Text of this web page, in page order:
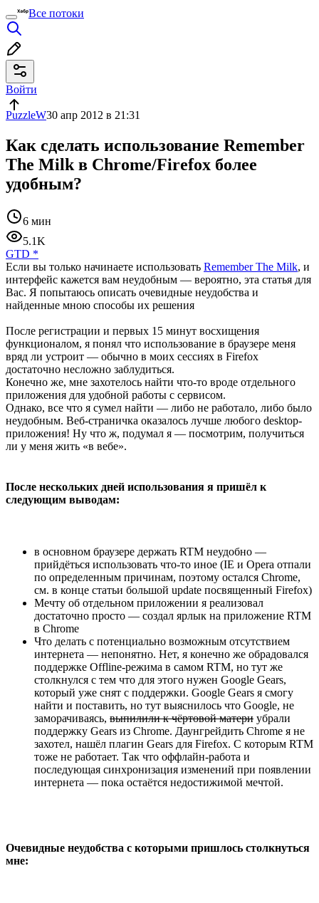
Все потоки
Войти
PuzzleW30 апр 2012 в 21:31
Как сделать использование Remember
The Milk в Chrome/Firefox более
удобным?
6 мин
5.1K
GTD *
Если вы только начинаете использовать Remember The Milk, и
интерфейс кажется вам неудобным — вероятно, эта статья для
Вас. Я попытаюсь описать очевидные неудобства и
найденные мною способы их решения
После регистрации и первых 15 минут восхищения
функционалом, я понял что использование в браузере меня
вряд ли устроит — обычно в моих сессиях в Firefox
достаточно несложно заблудиться.
Конечно же, мне захотелось найти что-то вроде отдельного
приложения для удобной работы с сервисом.
Однако, все что я сумел найти — либо не работало, либо было
неудобным. Веб-страничка оказалось лучше любого desktop-
приложения! Ну что ж, подумал я — посмотрим, получиться
ли у меня жить «в вебе».
После нескольких дней использования я пришёл к
следующим выводам:
в основном браузере держать RTM неудобно —
прийдёться использовать что-то иное (IE и Opera отпали
по определенным причинам, поэтому остался Chrome,
см. в конце статьи большой update посвященный Firefox)
Мечту об отдельном приложении я реализовал
достаточно просто — создал ярлык на приложение RTM
в Chrome
Что делать с потенциально возможным отсутствием
интернета — непонятно. Нет, я конечно же обрадовался
поддержке Offline-режима в самом RTM, но тут же
столкнулся с тем что для этого нужен Google Gears,
который уже снят с поддержки. Google Gears я смогу
найти и поставить, но тут выяснилось что Google, не
заморачиваясь, выпилили к чёртовой матери убрали
поддержку Gears из Chrome. Даунгрейдить Chrome я не
захотел, нашёл плагин Gears для Firefox. С которым RTM
тоже не работает. Так что оффлайн-работа и
последующая синхронизация изменений при появлении
интернета — пока остаётся недостижимой мечтой.
Очевидные неудобства с которыми пришлось столкнуться
мне: